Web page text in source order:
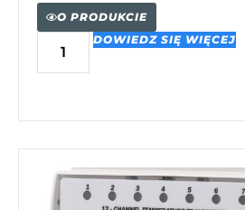
O PRODUKCIE
DOWIEDZ SIĘ WIĘCEJ